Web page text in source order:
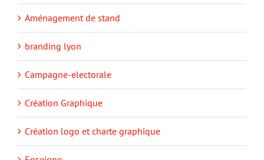
Aménagement de stand
branding lyon
Campagne-electorale
Création Graphique
Création logo et charte graphique